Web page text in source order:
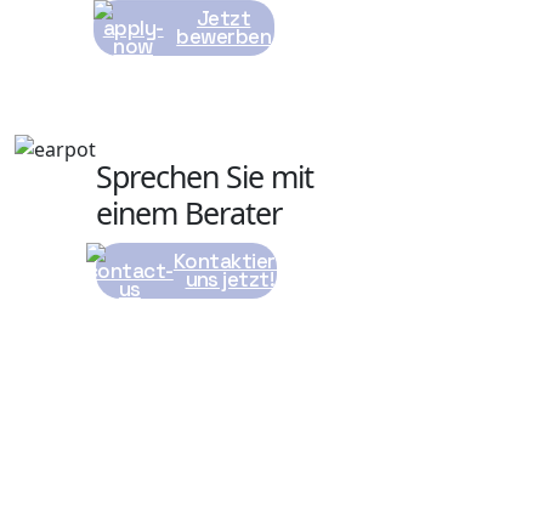
Jetzt
bewerben
Sprechen Sie mit
einem Berater
Kontaktiere
uns jetzt!